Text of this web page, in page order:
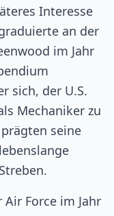
Interesse
an der
im Jahr
sich, der U.S.
Mechaniker zu
seine
Force im Jahr